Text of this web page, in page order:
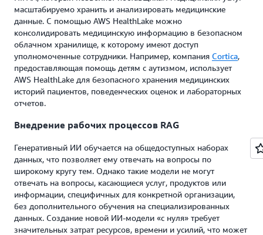
масштабируемо хранить и анализировать медицинские
данные. С помощью AWS HealthLake можно
консолидировать медицинскую информацию в безопасном
облачном хранилище, к которому имеют доступ
уполномоченные сотрудники. Например, компания Cortica,
предоставляющая помощь детям с аутизмом, использует
AWS HealthLake для безопасного хранения медицинских
историй пациентов, поведенческих оценок и лабораторных
отчетов.
Внедрение рабочих процессов RAG
Генеративный ИИ обучается на общедоступных наборах
данных, что позволяет ему отвечать на вопросы по
широкому кругу тем. Однако такие модели не могут
отвечать на вопросы, касающиеся услуг, продуктов или
информации, специфичных для конкретной организации,
без дополнительного обучения на специализированных
данных. Создание новой ИИ-модели «с нуля» требует
значительных затрат ресурсов, времени и усилий, что может